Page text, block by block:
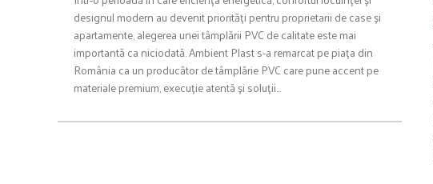
designul modern au devenit priorități pentru proprietarii de case și
apartamente, alegerea unei tâmplării PVC de calitate este mai
importantă ca niciodată. Ambient Plast s-a remarcat pe piața din
România ca un producător de tâmplărie PVC care pune accent pe
materiale premium, execuție atentă și soluții…